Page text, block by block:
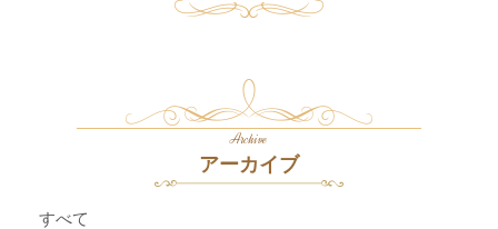
Archive
アーカイブ
すべて